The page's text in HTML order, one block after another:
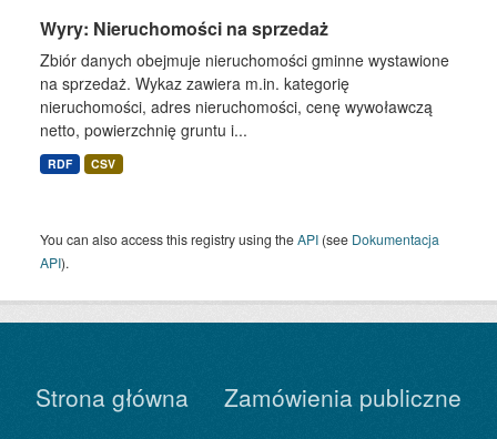
Wyry: Nieruchomości na sprzedaż
Zbiór danych obejmuje nieruchomości gminne wystawione
na sprzedaż. Wykaz zawiera m.in. kategorię
nieruchomości, adres nieruchomości, cenę wywoławczą
netto, powierzchnię gruntu i...
RDF CSV
You can also access this registry using theAPI (see Dokumentacja
API).
Strona główna
Zamówienia publiczne